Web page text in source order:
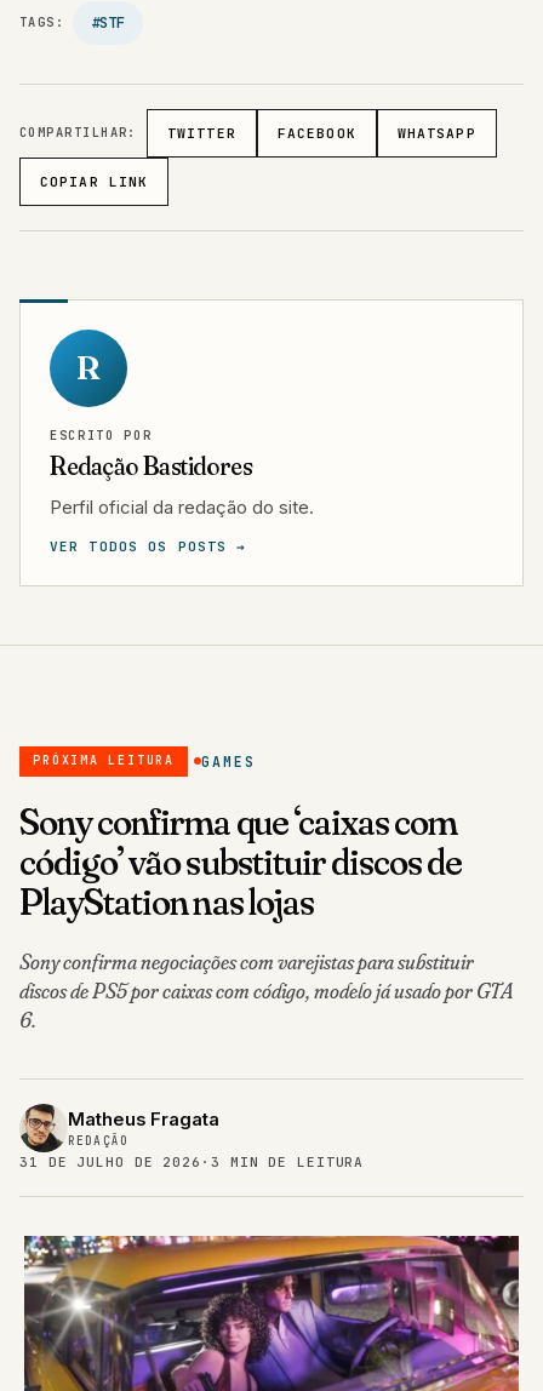
TAGS: #STF
COMPARTILHAR: TWITTER FACEBOOK WHATSAPP
COPIAR LINK
R
ESCRITO POR
Redação Bastidores
Perfil oficial da redação do site.
VER TODOS OS POSTS →
PRÓXIMA LEITURA GAMES
Sony confirma que ‘caixas com
código’ vão substituir discos de
PlayStation nas lojas
Sony confirma negociações com varejistas para substituir
discos de PS5 por caixas com código, modelo já usado por GTA
6.
Matheus Fragata
REDAÇÃO
31 DE JULHO DE 2026 · 3 MIN DE LEITURA